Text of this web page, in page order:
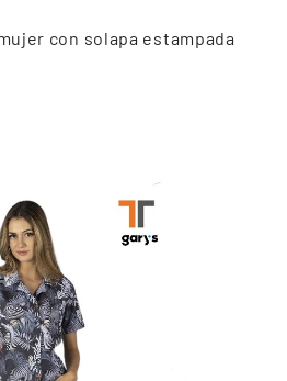
con solapa estampada